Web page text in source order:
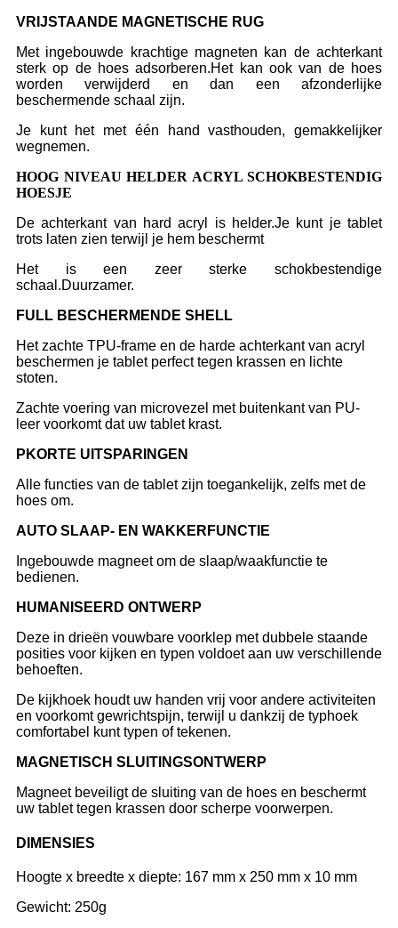
VRIJSTAANDE MAGNETISCHE RUG
Met ingebouwde krachtige magneten kan de achterkant
sterk op de hoes adsorberen.Het kan ook van de hoes
worden verwijderd en dan een afzonderlijke
beschermende schaal zijn.
Je kunt het met één hand vasthouden, gemakkelijker
wegnemen.
HOOG NIVEAU HELDER ACRYL SCHOKBESTENDIG
HOESJE
De achterkant van hard acryl is helder.Je kunt je tablet
trots laten zien terwijl je hem beschermt
Het is een zeer sterke schokbestendige
schaal.Duurzamer.
FULL BESCHERMENDE SHELL
Het zachte TPU-frame en de harde achterkant van acryl
beschermen je tablet perfect tegen krassen en lichte
stoten.
Zachte voering van microvezel met buitenkant van PU-
leer voorkomt dat uw tablet krast.
P KORTE UITSPARINGEN
Alle functies van de tablet zijn toegankelijk, zelfs met de
hoes om.
AUTO SLAAP- EN WAKKERFUNCTIE
Ingebouwde magneet om de slaap/waakfunctie te
bedienen.
H UMANISEERD ONTWERP
Deze in drieën vouwbare voorklep met dubbele staande
posities voor kijken en typen voldoet aan uw verschillende
behoeften.
De kijkhoek houdt uw handen vrij voor andere activiteiten
en voorkomt gewrichtspijn, terwijl u dankzij de typhoek
comfortabel kunt typen of tekenen.
MAGNETISCH SLUITINGSONTWERP
Magneet beveiligt de sluiting van de hoes en beschermt
uw tablet tegen krassen door scherpe voorwerpen.
DIMENSIES
Hoogte x breedte x diepte: 167 mm x 250 mm x 10 mm
Gewicht: 250g